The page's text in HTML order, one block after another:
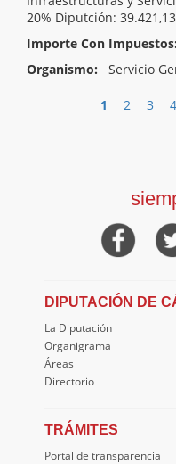
20% Diputción:
Importe Con Impuestos:
Organismo:
Servicio
1 2 3 4
DIPUTACIÓN DE
La Diputación
Organigrama
Áreas
Directorio
TRÁMITES
Portal de transparencia